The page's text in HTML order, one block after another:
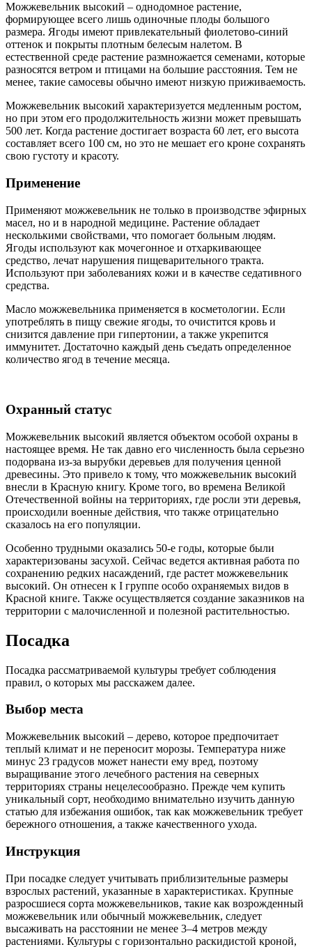
Можжевельник высокий – однодомное растение,
формирующее всего лишь одиночные плоды большого
размера. Ягоды имеют привлекательный фиолетово-синий
оттенок и покрыты плотным белесым налетом. В
естественной среде растение размножается семенами, которые
разносятся ветром и птицами на большие расстояния. Тем не
менее, такие самосевы обычно имеют низкую приживаемость.
Можжевельник высокий характеризуется медленным ростом,
но при этом его продолжительность жизни может превышать
500 лет. Когда растение достигает возраста 60 лет, его высота
составляет всего 100 см, но это не мешает его кроне сохранять
свою густоту и красоту.
Применение
Применяют можжевельник не только в производстве эфирных
масел, но и в народной медицине. Растение обладает
несколькими свойствами, что помогает больным людям.
Ягоды используют как мочегонное и отхаркивающее
средство, лечат нарушения пищеварительного тракта.
Используют при заболеваниях кожи и в качестве седативного
средства.
Масло можжевельника применяется в косметологии. Если
употреблять в пищу свежие ягоды, то очистится кровь и
снизится давление при гипертонии, а также укрепится
иммунитет. Достаточно каждый день съедать определенное
количество ягод в течение месяца.
Охранный статус
Можжевельник высокий является объектом особой охраны в
настоящее время. Не так давно его численность была серьезно
подорвана из-за вырубки деревьев для получения ценной
древесины. Это привело к тому, что можжевельник высокий
внесли в Красную книгу. Кроме того, во времена Великой
Отечественной войны на территориях, где росли эти деревья,
происходили военные действия, что также отрицательно
сказалось на его популяции.
Особенно трудными оказались 50-е годы, которые были
характеризованы засухой. Сейчас ведется активная работа по
сохранению редких насаждений, где растет можжевельник
высокий. Он отнесен к I группе особо охраняемых видов в
Красной книге. Также осуществляется создание заказников на
территории с малочисленной и полезной растительностью.
Посадка
Посадка рассматриваемой культуры требует соблюдения
правил, о которых мы расскажем далее.
Выбор места
Можжевельник высокий – дерево, которое предпочитает
теплый климат и не переносит морозы. Температура ниже
минус 23 градусов может нанести ему вред, поэтому
выращивание этого лечебного растения на северных
территориях страны нецелесообразно. Прежде чем купить
уникальный сорт, необходимо внимательно изучить данную
статью для избежания ошибок, так как можжевельник требует
бережного отношения, а также качественного ухода.
Инструкция
При посадке следует учитывать приблизительные размеры
взрослых растений, указанные в характеристиках. Крупные
разросшиеся сорта можжевельников, такие как возрожденный
можжевельник или обычный можжевельник, следует
высаживать на расстоянии не менее 3–4 метров между
растениями. Культуры с горизонтально раскидистой кроной,